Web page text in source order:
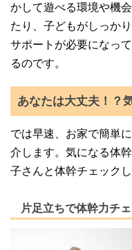
かして遊べる環境や機
たり、子どもがしっか
サポートが必要になっ
るのです。
あなたは大丈夫！？
では早速、お家で簡単
介します。気になる体
子さんと体幹チェックし
片足立ちで体幹力チェ